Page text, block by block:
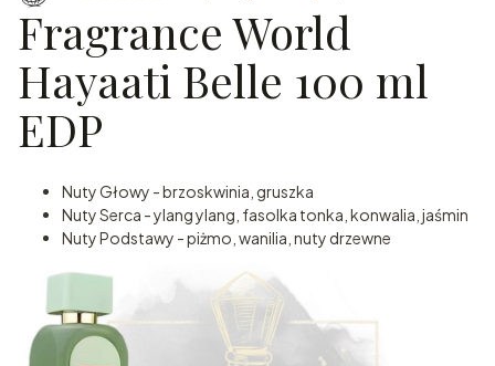
Fragrance World
Hayaati Belle 100 ml
EDP
Nuty Głowy - brzoskwinia, gruszka
Nuty Serca - ylang ylang, fasolka tonka, konwalia, jaśmin
Nuty Podstawy - piżmo, wanilia, nuty drzewne